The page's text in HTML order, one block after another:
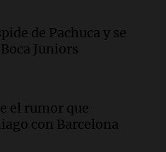
el COVID
2021
de Pachuca y se
Juniors
el rumor que
con Barcelona